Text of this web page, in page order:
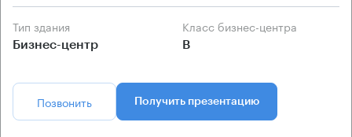
Тип здания
Бизнес-центр
Класс бизнес-центра
B
Позвонить Получить презентацию